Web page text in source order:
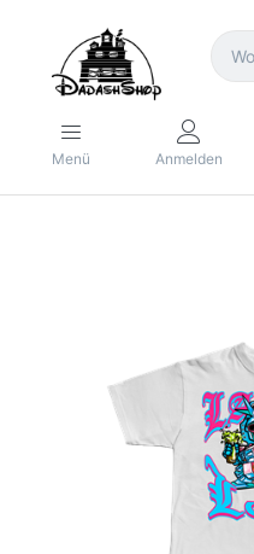
Menü Anmelden